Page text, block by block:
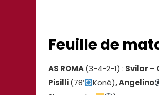
Feuille de
AS ROMA(3-4-2-1) : Svilar –
Pisilli(78’ Koné), Angelino